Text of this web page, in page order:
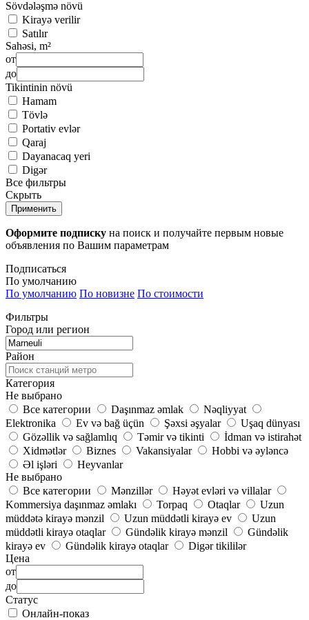
Sövdələşmə növü
Kirayə verilir
Satılır
Sahəsi, m²
от
до
Tikintinin növü
Hamam
Tövlə
Portativ evlər
Qaraj
Dayanacaq yeri
Digər
Все фильтры
Скрыть
Применить
Оформите подписку на поиск и получайте первым новые
объявления по Вашим параметрам
Подписаться
По умолчанию
По умолчанию По новизне По стоимости
Фильтры
Город или регион
Район
Категория
Не выбрано
Все категории
Daşınmaz əmlak
Nəqliyyat
Elektronika
Ev və bağ üçün Şəxsi əşyalar
Uşaq dünyası
Gözəllik və sağlamlıq
Təmir və tikinti
İdman və istirahət
Xidmətlər
Biznes Vakansiyalar
Hobbi və əyləncə
Əl işləri
Heyvanlar
Не выбрано
Все категории
Mənzillər
Həyət evləri və villalar
Kommersiya daşınmaz əmlakı
Torpaq Otaqlar
Uzun
müddətə kirayə mənzil
Uzun müddətli kirayə ev
Uzun
müddətli kirayə otaqlar
Gündəlik kirayə mənzil
Gündəlik
kirayə ev
Gündəlik kirayə otaqlar
Digər tikililər
Цена
от
до
Статус
Онлайн-показ